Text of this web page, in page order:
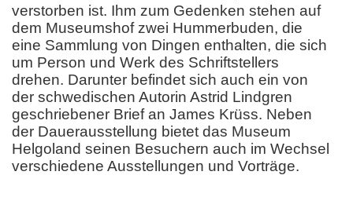
verstorben ist. Ihm zum Gedenken stehen auf
dem Museumshof zwei Hummerbuden, die
eine Sammlung von Dingen enthalten, die sich
um Person und Werk des Schriftstellers
drehen. Darunter befindet sich auch ein von
der schwedischen Autorin Astrid Lindgren
geschriebener Brief an James Krüss. Neben
der Dauerausstellung bietet das Museum
Helgoland seinen Besuchern auch im Wechsel
verschiedene Ausstellungen und Vorträge.